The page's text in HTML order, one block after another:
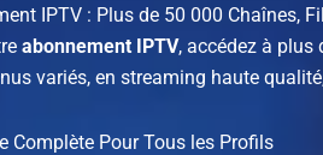
IPTV : Plus de 50 000 Chaînes,
abonnement IPTV, accédez à plus
variés, en streaming haute
Complète Pour Tous les Profils